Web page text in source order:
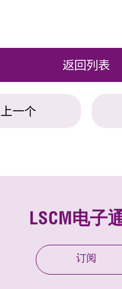
返回列表
上一个
LSCM电子
订阅